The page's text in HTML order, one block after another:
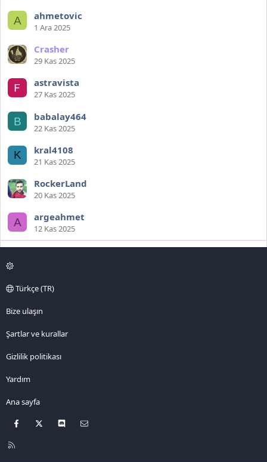
A ahmetovic
1 Ara 2025
Crasher
29 Kas 2025
astravista
27 Kas 2025
B babalay464
22 Kas 2025
K kral4108
21 Kas 2025
RockerLand
20 Kas 2025
A argeahmet
12 Kas 2025
Türkçe (TR)
Bize ulaşın
Şartlar ve kurallar
Gizlilik politikası
Yardım
Ana sayfa
Facebook Discord
R